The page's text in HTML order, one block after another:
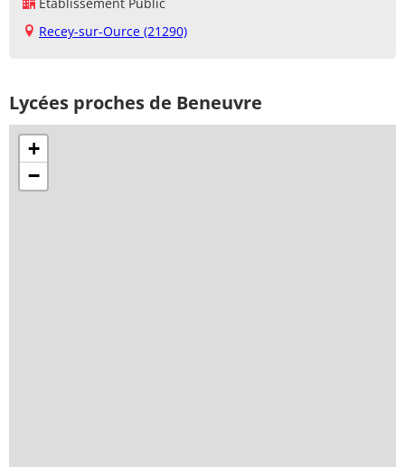
Établissement Public
Recey-sur-Ource (21290)
Lycées proches de Beneuvre
+
−